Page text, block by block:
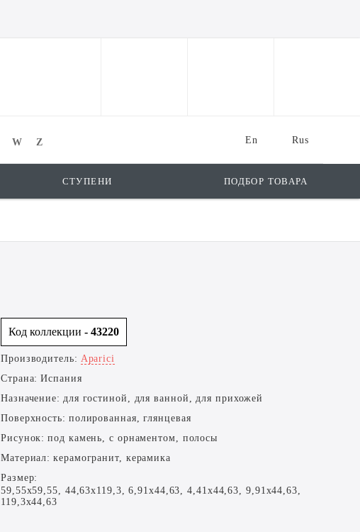
Rus
En
W Z
СТУПЕНИ ПОДБОР ТОВАРА
Код коллекции - 43220
Производитель: Aparici
Страна: Испания
Назначение: для гостиной, для ванной, для прихожей
Поверхность: полированная, глянцевая
Рисунок: под камень, с орнаментом, полосы
Материал: керамогранит, керамика
Размер:
59,55x59,55, 44,63x119,3, 6,91x44,63, 4,41x44,63, 9,91x44,63,
119,3x44,63